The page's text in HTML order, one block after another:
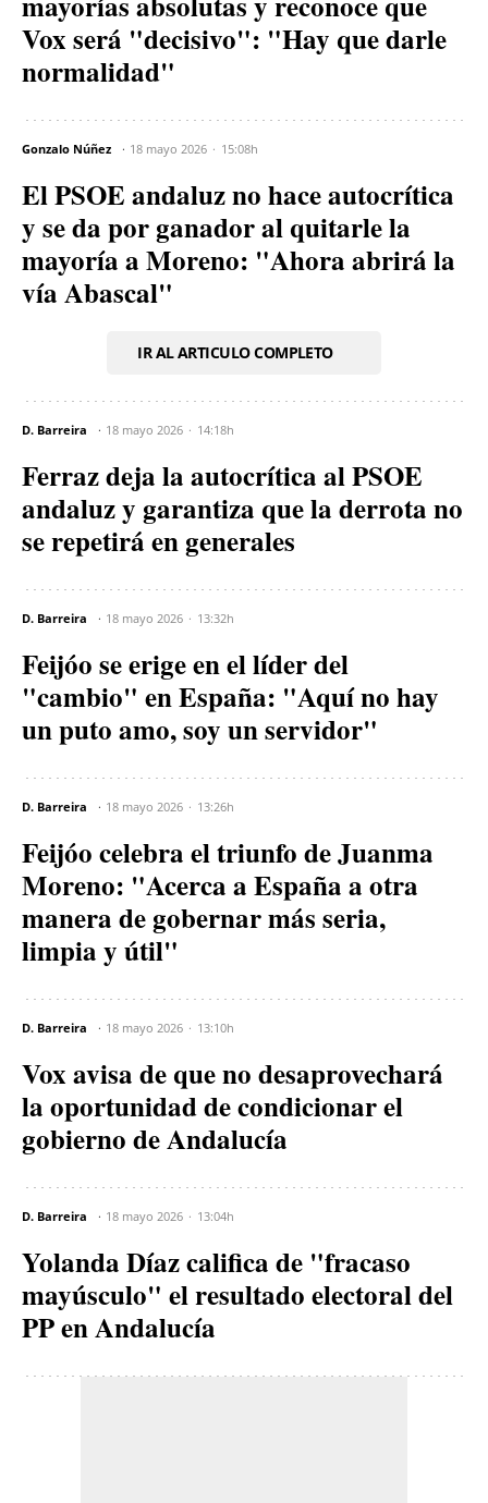
Vox será "decisivo": "Hay que darle
normalidad"
Gonzalo Núñez 18 mayo 2026 15:08h
El PSOE andaluz no hace autocrítica
y se da por ganador al quitarle la
mayoría a Moreno: "Ahora abrirá la
vía Abascal"
IR AL ARTICULO COMPLETO
D. Barreira 18 mayo 2026 14:18h
Ferraz deja la autocrítica al PSOE
andaluz y garantiza que la derrota no
se repetirá en generales
D. Barreira 18 mayo 2026 13:32h
Feijóo se erige en el líder del
"cambio" en España: "Aquí no hay
un puto amo, soy un servidor"
D. Barreira 18 mayo 2026 13:26h
Feijóo celebra el triunfo de Juanma
Moreno: "Acerca a España a otra
manera de gobernar más seria,
limpia y útil"
D. Barreira 18 mayo 2026 13:10h
Vox avisa de que no desaprovechará
la oportunidad de condicionar el
gobierno de Andalucía
D. Barreira 18 mayo 2026 13:04h
Yolanda Díaz califica de "fracaso
mayúsculo" el resultado electoral del
PP en Andalucía